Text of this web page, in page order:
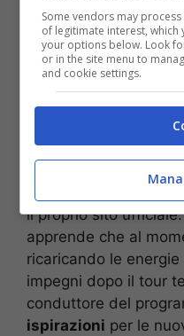
Valerio Lundini nel corso di
“Il team di autori di
night showdi Rai2, è
il proprio sito
apprende che al
ricaricando le
impegni dopo il tour
conduttore del
ispirazioni per le
Some vendors may
of legitimate interest,
your options below. Look
or in the site menu to
and cookie settings.